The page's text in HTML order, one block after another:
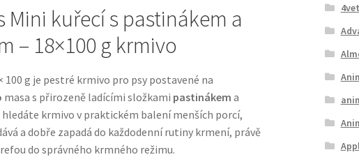
Mini kuřecí s pastinákem a
– 18×100 g krmivo
100 g je pestré krmivo pro psy postavené na
masa s přirozeně ladícími složkami pastinákem a
hledáte krmivo v praktickém balení menších porcí,
a dobře zapadá do každodenní rutiny krmení, právě
do správného krmného režimu.